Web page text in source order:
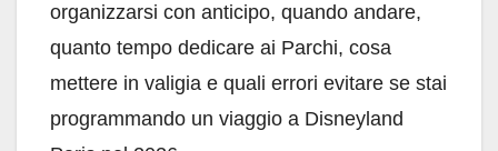
organizzarsi con anticipo, quando andare,
quanto tempo dedicare ai Parchi, cosa
mettere in valigia e quali errori evitare se stai
programmando un viaggio a Disneyland